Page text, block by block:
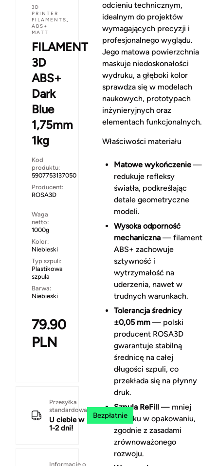
3D
PRINTER
FILAMENTS,
ABS+
MATT
FILAMENT
3D
ABS+
Dark
Blue
1,75mm
1kg
Kod
produktu:
5907753137050
Producent:
ROSA3D
Waga
netto:
1000g
Kolor:
Niebieski
Typ szpuli:
Plastikowa
szpula
Barwa:
Niebieski
79.90
PLN
Przesyłka
standardowa
U ciebie w
1-2 dni!
Bezpłatnie
Informacje o
odcieniu technicznym,
idealnym do projektów
wymagających precyzji i
profesjonalnego wyglądu.
Jego matowa powierzchnia
maskuje niedoskonałości
wydruku, a głęboki kolor
sprawdza się w modelach
naukowych, prototypach
inżynieryjnych oraz
elementach funkcjonalnych.
Właściwości materiału
Matowe wykończenie—
redukuje refleksy
światła, podkreślając
detale geometryczne
modeli.
Wysoka odporność
mechaniczna— filament
ABS+ zachowuje
sztywność i
wytrzymałość na
uderzenia, nawet w
trudnych warunkach.
Tolerancja średnicy
±0,05 mm— polski
producent ROSA3D
gwarantuje stabilną
średnicę na całej
długości szpuli, co
przekłada się na płynny
druk.
Szpula ReFill— mniej
plastiku w opakowaniu,
zgodnie z zasadami
zrównoważonego
rozwoju.